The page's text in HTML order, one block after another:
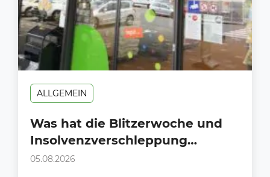
ALLGEMEIN
Was hat die Blitzerwoche und
Insolvenzverschleppung
gemeinsam?
05.08.2026